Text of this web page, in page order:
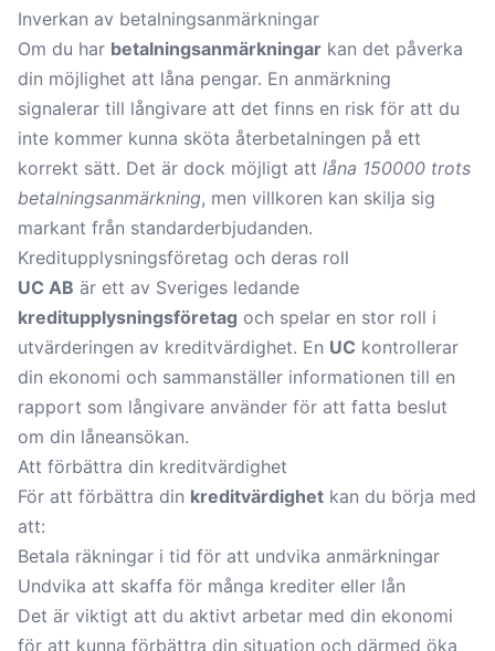
Inverkan av betalningsanmärkningar
Om du har betalningsanmärkningar kan det påverka
din möjlighet att låna pengar. En anmärkning
signalerar till långivare att det finns en risk för att du
inte kommer kunna sköta återbetalningen på ett
korrekt sätt. Det är dock möjligt att låna 150000 trots
betalningsanmärkning, men villkoren kan skilja sig
markant från standarderbjudanden.
Kreditupplysningsföretag och deras roll
UC AB är ett av Sveriges ledande
kreditupplysningsföretag och spelar en stor roll i
utvärderingen av kreditvärdighet. En UC kontrollerar
din ekonomi och sammanställer informationen till en
rapport som långivare använder för att fatta beslut
om din låneansökan.
Att förbättra din kreditvärdighet
För att förbättra din kreditvärdighet kan du börja med
att:
Betala räkningar i tid för att undvika anmärkningar
Undvika att skaffa för många krediter eller lån
Det är viktigt att du aktivt arbetar med din ekonomi
för att kunna förbättra din situation och därmed öka